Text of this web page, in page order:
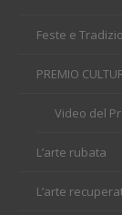
Feste e
PREMIO
Video del
L’arte rubata
L’arte